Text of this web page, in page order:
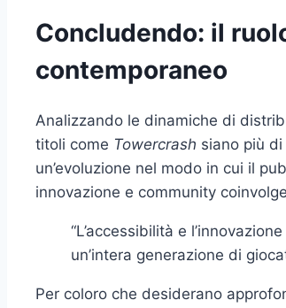
Concludendo: il
contemporaneo
Analizzando le dinamiche di
titoli come Towercrash siano più
un’evoluzione nel modo in cui il
innovazione e community
“L’accessibilità e
un’intera generazione di
Per coloro che desiderano